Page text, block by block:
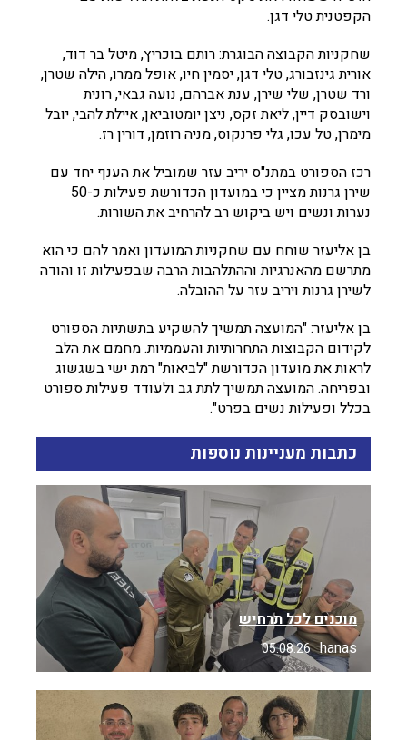
הקפטנית טלי דגן.
שחקניות הקבוצה הבוגרת: רותם בוכריץ, מיטל בר דוד,
אורית גינזבורג, טלי דגן, יסמין חיו, אופל ממרו, הילה שטרן,
ורד שטרן, שלי שירן, ענת אברהם, נועה גבאי, רונית
וישובסק דיין, ליאת זקס, ניצן יומטוביאן, איילת להבי, יובל
מימרן, טל עכו, גלי פרנקוס, מניה רוזמן, דורין רז.
רכז הספורט במתנ"ס יריב עזר שמוביל את הענף יחד עם
שירן גרנות מציין כי במועדון הכדורשת פעילות כ-50
נערות ונשים ויש ביקוש רב להרחיב את השורות.
בן אליעזר שוחח עם שחקניות המועדון ואמר להם כי הוא
מתרשם מהאנרגיות וההתלהבות הרבה שבפעילות זו והודה
לשירן גרנות ויריב עזר על ההובלה.
בן אליעזר: "המועצה תמשיך להשקיע בתשתיות הספורט
לקידום הקבוצות התחרותיות והעממיות. מחמם את הלב
לראות את מועדון הכדורשת "לביאות" רמת ישי בשגשוג
ובפריחה. המועצה תמשיך לתת גב ולעודד פעילות ספורט
בכלל ופעילות נשים בפרט".
כתבות מעניינות נוספות
מוכנים לכל תרחיש
hanas
05.08.26